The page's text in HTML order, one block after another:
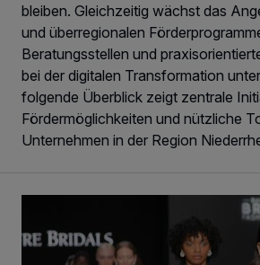
bleiben. Gleichzeitig wächst das
und überregionalen
Beratungsstellen und
bei der digitalen Transformation
folgende Überblick zeigt zentrale
Fördermöglichkeiten und nützliche
Unternehmen in der Region